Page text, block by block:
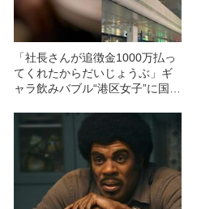
「社長さんが追徴金1000万払っ
てくれたからだいじょうぶ」ギ
ャラ飲みバブル“港区女子”に国税
と…《何も考えず100万円くれる
富豪も》